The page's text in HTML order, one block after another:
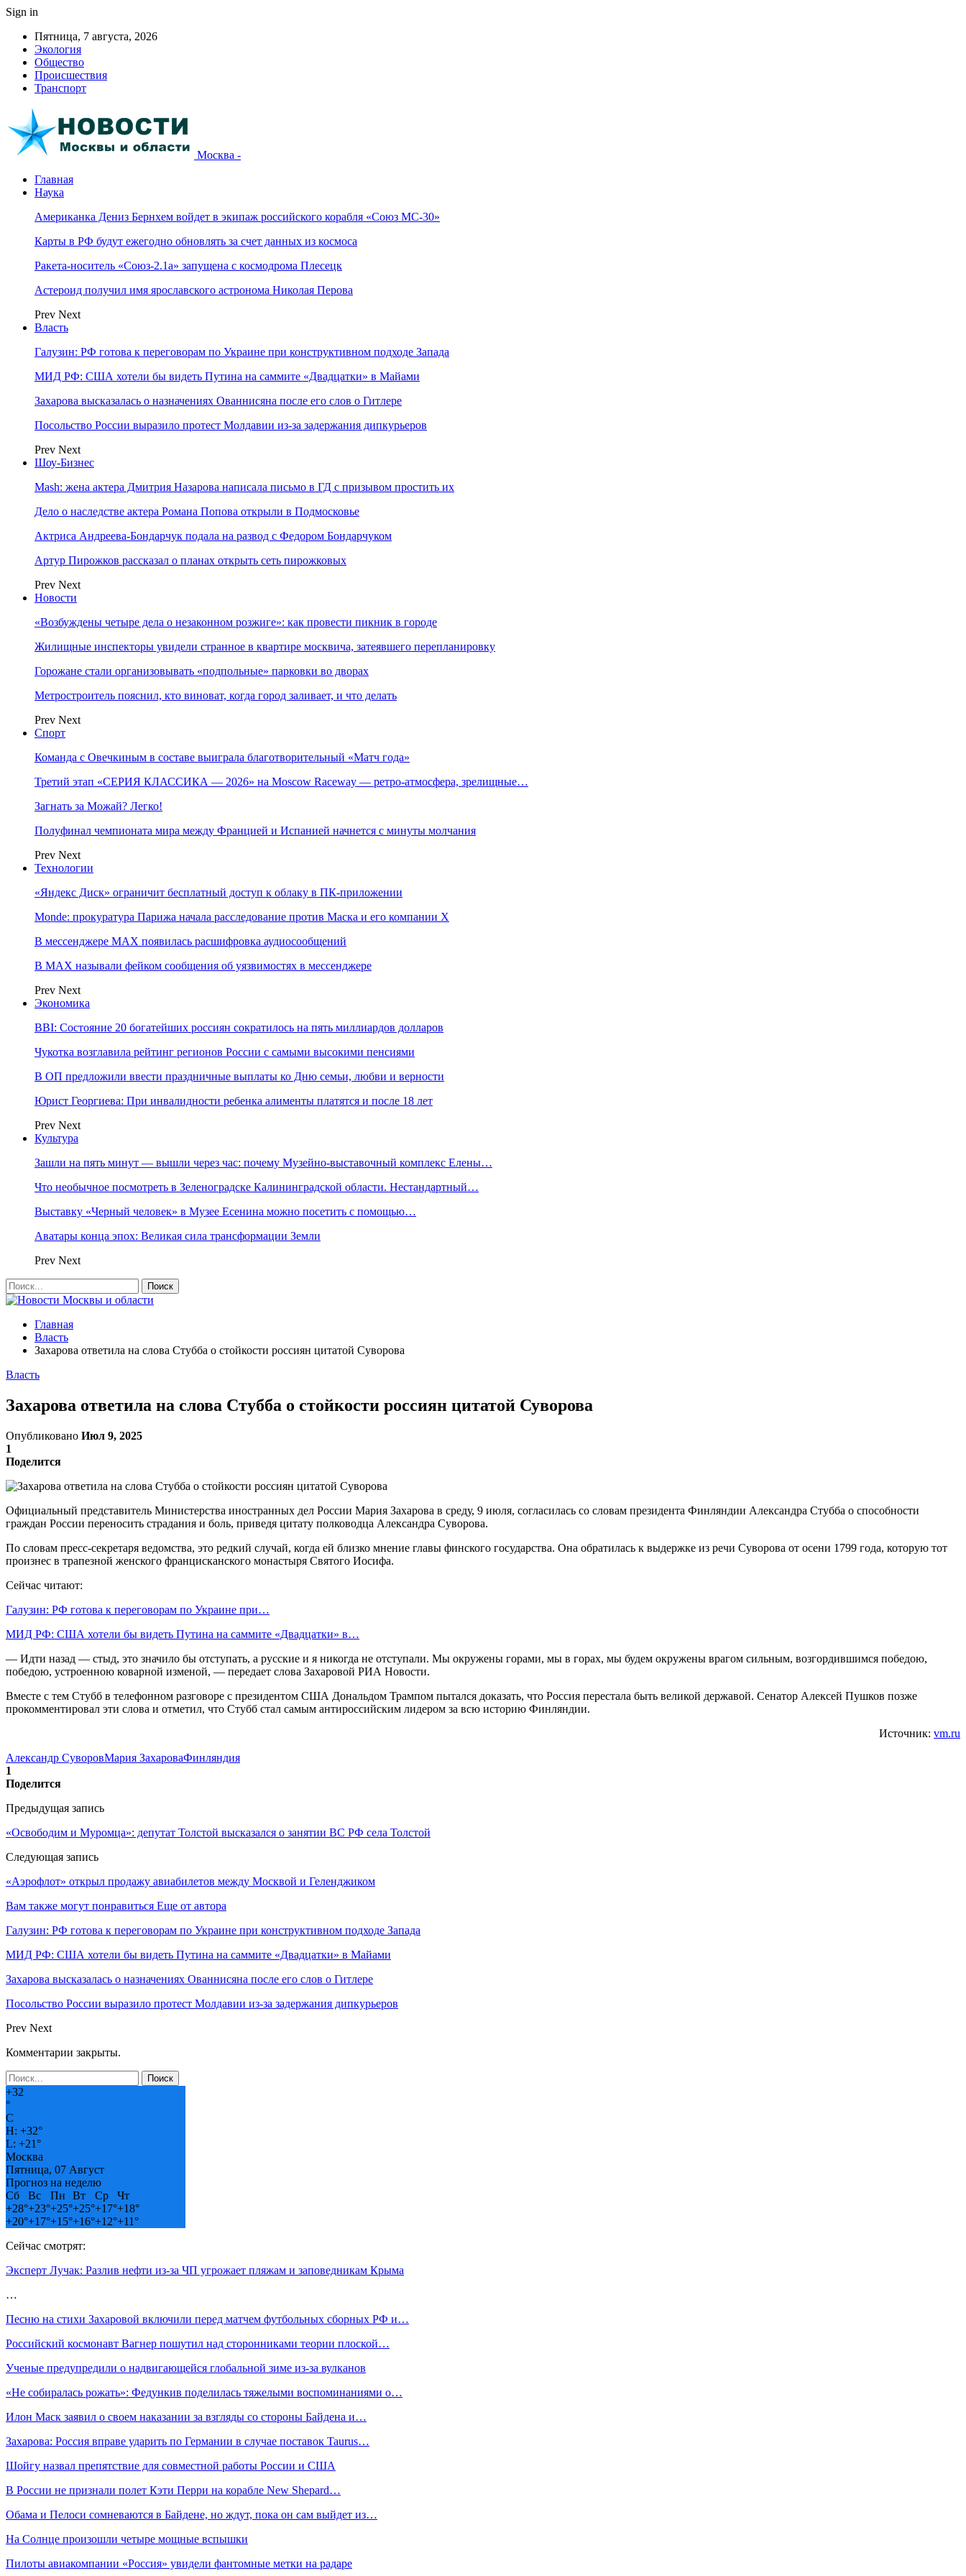
Sign in
Пятница, 7 августа, 2026
Экология
Общество
Происшествия
Транспорт
Москва -
Главная
Наука
Американка Дениз Бернхем войдет в экипаж российского корабля «Союз МС-30»
Карты в РФ будут ежегодно обновлять за счет данных из космоса
Ракета-носитель «Союз-2.1а» запущена с космодрома Плесецк
Астероид получил имя ярославского астронома Николая Перова
Prev Next
Власть
Галузин: РФ готова к переговорам по Украине при конструктивном подходе Запада
МИД РФ: США хотели бы видеть Путина на саммите «Двадцатки» в Майами
Захарова высказалась о назначениях Ованнисяна после его слов о Гитлере
Посольство России выразило протест Молдавии из-за задержания дипкурьеров
Prev Next
Шоу-Бизнес
Mash: жена актера Дмитрия Назарова написала письмо в ГД с призывом простить их
Дело о наследстве актера Романа Попова открыли в Подмосковье
Актриса Андреева-Бондарчук подала на развод с Федором Бондарчуком
Артур Пирожков рассказал о планах открыть сеть пирожковых
Prev Next
Новости
«Возбуждены четыре дела о незаконном розжиге»: как провести пикник в городе
Жилищные инспекторы увидели странное в квартире москвича, затеявшего перепланировку
Горожане стали организовывать «подпольные» парковки во дворах
Метростроитель пояснил, кто виноват, когда город заливает, и что делать
Prev Next
Спорт
Команда с Овечкиным в составе выиграла благотворительный «Матч года»
Третий этап «СЕРИЯ КЛАССИКА — 2026» на Moscow Raceway — ретро‑атмосфера, зрелищные…
Загнать за Можай? Легко!
Полуфинал чемпионата мира между Францией и Испанией начнется с минуты молчания
Prev Next
Технологии
«Яндекс Диск» ограничит бесплатный доступ к облаку в ПК-приложении
Monde: прокуратура Парижа начала расследование против Маска и его компании X
В мессенджере MAX появилась расшифровка аудиосообщений
В МAX называли фейком сообщения об уязвимостях в мессенджере
Prev Next
Экономика
BBI: Состояние 20 богатейших россиян сократилось на пять миллиардов долларов
Чукотка возглавила рейтинг регионов России с самыми высокими пенсиями
В ОП предложили ввести праздничные выплаты ко Дню семьи, любви и верности
Юрист Георгиева: При инвалидности ребенка алименты платятся и после 18 лет
Prev Next
Культура
Зашли на пять минут — вышли через час: почему Музейно-выставочный комплекс Елены…
Что необычное посмотреть в Зеленоградске Калининградской области. Нестандартный…
Выставку «Черный человек» в Музее Есенина можно посетить с помощью…
Аватары конца эпох: Великая сила трансформации Земли
Prev Next
Главная
Власть
Захарова ответила на слова Стубба о стойкости россиян цитатой Суворова
Власть
Захарова ответила на слова Стубба о стойкости россиян цитатой Суворова
Опубликовано Июл 9, 2025
1
Поделится
Официальный представитель Министерства иностранных дел России Мария Захарова в среду, 9 июля, согласилась со словам президента Финляндии Александра Стубба о способности
граждан России переносить страдания и боль, приведя цитату полководца Александра Суворова.
По словам пресс-секретаря ведомства, это редкий случай, когда ей близко мнение главы финского государства. Она обратилась к выдержке из речи Суворова от осени 1799 года, которую тот
произнес в трапезной женского францисканского монастыря Святого Иосифа.
Сейчас читают:
Галузин: РФ готова к переговорам по Украине при…
МИД РФ: США хотели бы видеть Путина на саммите «Двадцатки» в…
— Идти назад — стыд, это значило бы отступать, а русские и я никогда не отступали. Мы окружены горами, мы в горах, мы будем окружены врагом сильным, возгордившимся победою,
победою, устроенною коварной изменой, — передает слова Захаровой РИА Новости.
Вместе с тем Стубб в телефонном разговоре с президентом США Дональдом Трампом пытался доказать, что Россия перестала быть великой державой. Сенатор Алексей Пушков позже
прокомментировал эти слова и отметил, что Стубб стал самым антироссийским лидером за всю историю Финляндии.
Источник: vm.ru
Александр СуворовМария ЗахароваФинляндия
1
Поделится
Предыдущая запись
«Освободим и Муромца»: депутат Толстой высказался о занятии ВС РФ села Толстой
Следующая запись
«Аэрофлот» открыл продажу авиабилетов между Москвой и Геленджиком
Вам также могут понравиться Еще от автора
Галузин: РФ готова к переговорам по Украине при конструктивном подходе Запада
МИД РФ: США хотели бы видеть Путина на саммите «Двадцатки» в Майами
Захарова высказалась о назначениях Ованнисяна после его слов о Гитлере
Посольство России выразило протест Молдавии из-за задержания дипкурьеров
Prev Next
Комментарии закрыты.
+32
°
C
H: +32°
L: +21°
Москва
Пятница, 07 Август
Прогноз на неделю
Сб
Вс Пн Вт Ср
Чт
+28°+23°+25°+25°+17°+18°
+20°+17°+15°+16°+12°+11°
Сейчас смотрят:
Эксперт Лучак: Разлив нефти из-за ЧП угрожает пляжам и заповедникам Крыма
…
Песню на стихи Захаровой включили перед матчем футбольных сборных РФ и…
Российский космонавт Вагнер пошутил над сторонниками теории плоской…
Ученые предупредили о надвигающейся глобальной зиме из-за вулканов
«Не собиралась рожать»: Федункив поделилась тяжелыми воспоминаниями о…
Илон Маск заявил о своем наказании за взгляды со стороны Байдена и…
Захарова: Россия вправе ударить по Германии в случае поставок Taurus…
Шойгу назвал препятствие для совместной работы России и США
В России не признали полет Кэти Перри на корабле New Shepard…
Обама и Пелоси сомневаются в Байдене, но ждут, пока он сам выйдет из…
На Солнце произошли четыре мощные вспышки
Пилоты авиакомпании «Россия» увидели фантомные метки на радаре